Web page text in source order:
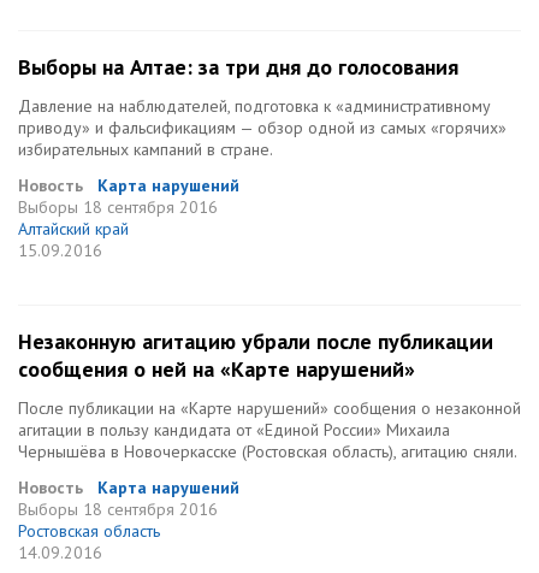
Выборы на Алтае: за три дня до голосования
Давление на наблюдателей, подготовка к «административному
приводу» и фальсификациям — обзор одной из самых «горячих»
избирательных кампаний в стране.
Новость
Карта нарушений
Выборы 18 сентября 2016
Алтайский край
15.09.2016
Незаконную агитацию убрали после публикации
сообщения о ней на «Карте нарушений»
После публикации на «Карте нарушений» сообщения о незаконной
агитации в пользу кандидата от «Единой России» Михаила
Чернышёва в Новочеркасске (Ростовская область), агитацию сняли.
Новость
Карта нарушений
Выборы 18 сентября 2016
Ростовская область
14.09.2016